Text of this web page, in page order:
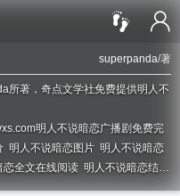
superpanda/著
所著，奇点文学社免费提供明人不
明人不说暗恋广播剧免费完
明人不说暗恋图片 明人不说暗恋
恋全文在线阅读 明人不说暗恋结
讲了什么明人不说暗恋剧透明人